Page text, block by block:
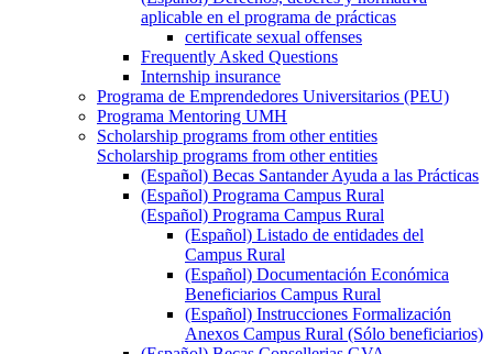
aplicable en el programa de prácticas
certificate sexual offenses
Frequently Asked Questions
Internship insurance
Programa de Emprendedores Universitarios (PEU)
Programa Mentoring UMH
Scholarship programs from other entities
Scholarship programs from other entities
(Español) Becas Santander Ayuda a las Prácticas
(Español) Programa Campus Rural
(Español) Programa Campus Rural
(Español) Listado de entidades del
Campus Rural
(Español) Documentación Económica
Beneficiarios Campus Rural
(Español) Instrucciones Formalización
Anexos Campus Rural (Sólo beneficiarios)